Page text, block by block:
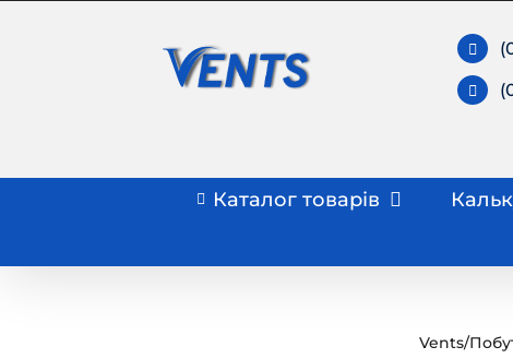
Каталог товарів
Vents/